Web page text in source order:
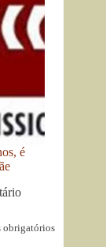
é
obrigatórios